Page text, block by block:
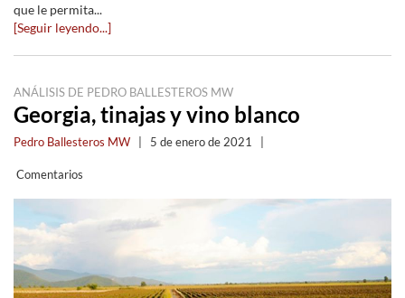
que le permita...
[Seguir leyendo...]
ANÁLISIS DE PEDRO BALLESTEROS MW
Georgia, tinajas y vino blanco
Pedro Ballesteros MW 5 de enero de 2021
Comentarios